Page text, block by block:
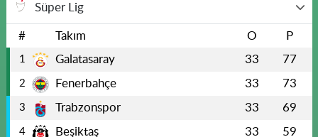
Süper Lig
# Takım O P
1 Galatasaray 33 77
2 Fenerbahçe 33 73
3 Trabzonspor 33 69
4 Beşiktaş 33 59